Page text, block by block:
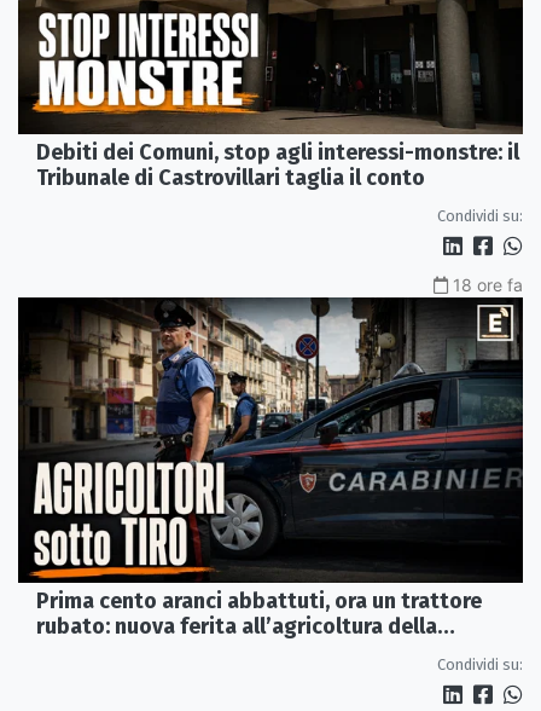
Debiti dei Comuni, stop agli interessi-monstre: il
Tribunale di Castrovillari taglia il conto
Condividi su:
18 ore fa
Prima cento aranci abbattuti, ora un trattore
rubato: nuova ferita all’agricoltura della
Condividi su: